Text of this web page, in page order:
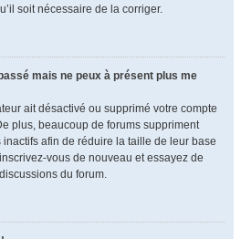
soit nécessaire de la corriger.
mais ne peux à présent plus me
ait désactivé ou supprimé votre compte
plus, beaucoup de forums suppriment
afin de réduire la taille de leur base
vous de nouveau et essayez de
du forum.